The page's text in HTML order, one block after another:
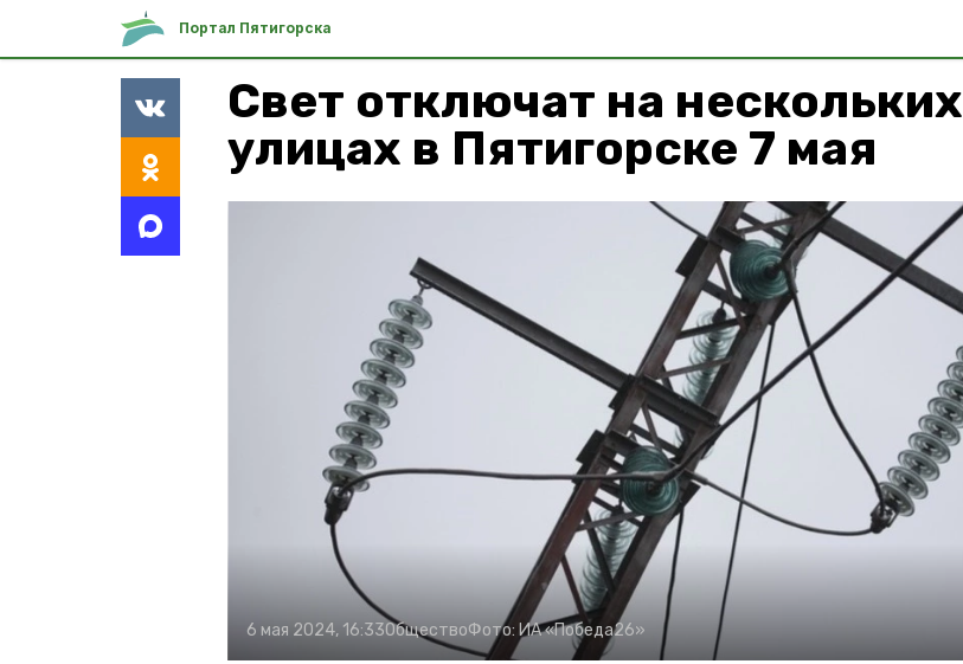
Портал Пятигорска
Свет отключат на нескольких
улицах в Пятигорске 7 мая
6 мая 2024, 16:33ОбществоФото: ИА «Победа26»